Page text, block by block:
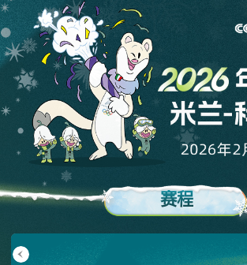
赛程
17日
周三
周六